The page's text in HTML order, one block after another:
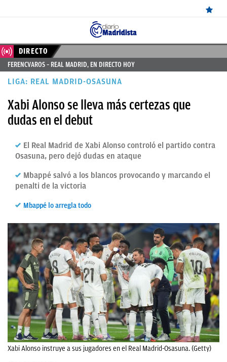
ÚLTIMAS
NOTICIAS
MADRID
BALONCESTO
CANTERA
DIRECTO
FEMENINO
PAPARAZZI
OKDIARIO
DIRECTO
FERENCVAROS – REAL MADRID, EN DIRECTO HOY
LIGA: REAL MADRID-OSASUNA
Xabi Alonso se lleva más certezas que
dudas en el debut
El Real Madrid de Xabi Alonso controló el partido contra
Osasuna, pero dejó dudas en ataque
Mbappé salvó a los blancos provocando y marcando el
penalti de la victoria
Mbappé lo arregla todo
Xabi Alonso instruye a sus jugadores en el Real Madrid-Osasuna. (Getty)